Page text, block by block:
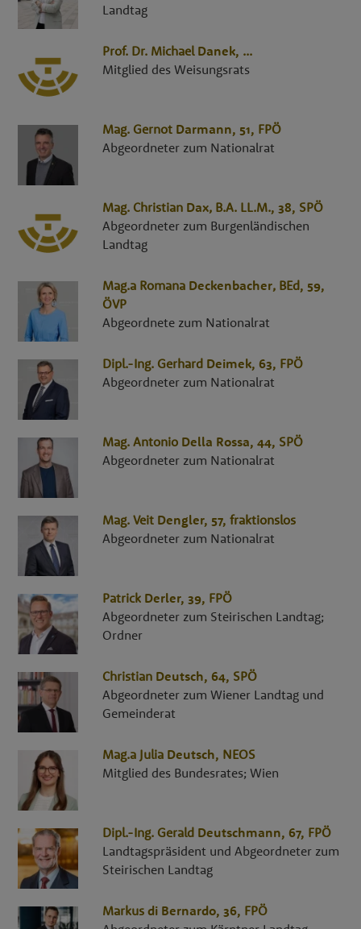
Landtag
Prof. Dr. Michael Danek, ...
Mitglied des Weisungsrats
Mag. Gernot Darmann, 51, FPÖ
Abgeordneter zum Nationalrat
Mag. Christian Dax, B.A. LL.M., 38, SPÖ
Abgeordneter zum Burgenländischen
Landtag
Mag.a Romana Deckenbacher, BEd, 59,
ÖVP
Abgeordnete zum Nationalrat
Dipl.-Ing. Gerhard Deimek, 63, FPÖ
Abgeordneter zum Nationalrat
Mag. Antonio Della Rossa, 44, SPÖ
Abgeordneter zum Nationalrat
Mag. Veit Dengler, 57, fraktionslos
Abgeordneter zum Nationalrat
Patrick Derler, 39, FPÖ
Abgeordneter zum Steirischen Landtag;
Ordner
Christian Deutsch, 64, SPÖ
Abgeordneter zum Wiener Landtag und
Gemeinderat
Mag.a Julia Deutsch, NEOS
Mitglied des Bundesrates; Wien
Dipl.-Ing. Gerald Deutschmann, 67, FPÖ
Landtagspräsident und Abgeordneter zum
Steirischen Landtag
Markus di Bernardo, 36, FPÖ